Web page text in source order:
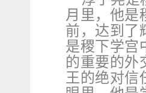
月里，他是
前，达到了
是稷下学宫
的重要的外
王的绝对信